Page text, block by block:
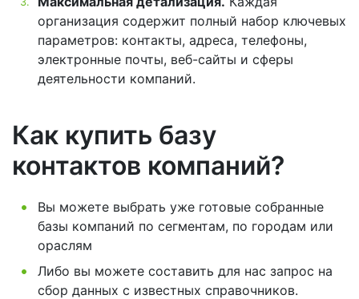
организация содержит полный набор ключевых
параметров: контакты, адреса, телефоны,
электронные почты, веб-сайты и сферы
деятельности компаний.
Как купить базу
контактов компаний?
Вы можете выбрать уже готовые собранные
базы компаний по сегментам, по городам или
ораслям
Либо вы можете составить для нас запрос на
сбор данных с известных справочников.